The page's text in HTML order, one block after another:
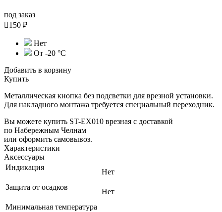
под заказ
150 ₽
Нет
От -20 °С
Добавить в корзину
Купить
Металлическая кнопка без подсветки для врезной установки.
Для накладного монтажа требуется специальный переходник.
Вы можете купить ST-EX010 врезная с доставкой
по Набережным Челнам
или оформить самовывоз.
Характеристики
Аксессуары
Индикация
Нет
Защита от осадков
Нет
Минимальная температура